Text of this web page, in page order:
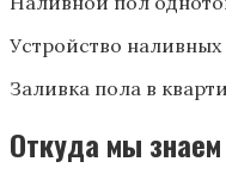
Устройство
Заливка пола в
Откуда мы